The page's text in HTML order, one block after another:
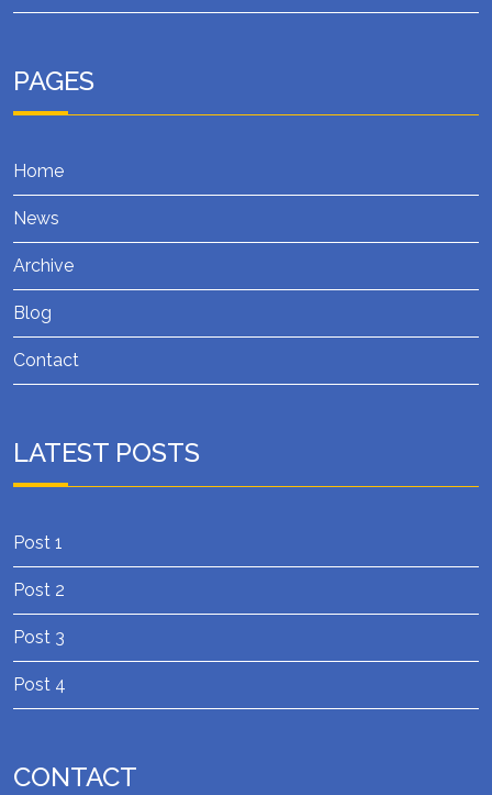
PAGES
Home
News
Archive
Blog
Contact
LATEST POSTS
Post 1
Post 2
Post 3
Post 4
CONTACT